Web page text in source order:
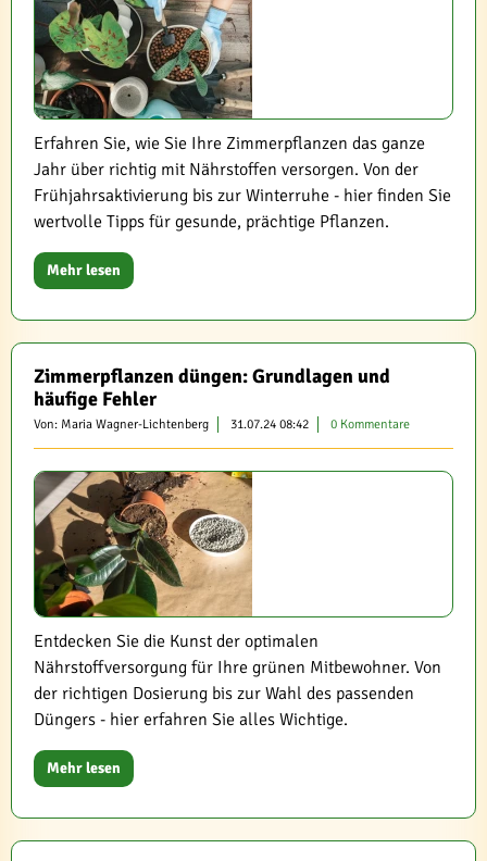
Erfahren Sie, wie Sie Ihre Zimmerpflanzen das ganze
Jahr über richtig mit Nährstoffen versorgen. Von der
Frühjahrsaktivierung bis zur Winterruhe - hier finden Sie
wertvolle Tipps für gesunde, prächtige Pflanzen.
Mehr lesen
Zimmerpflanzen düngen: Grundlagen und
häufige Fehler
Von: Maria Wagner-Lichtenberg 31.07.24 08:42 0 Kommentare
Entdecken Sie die Kunst der optimalen
Nährstoffversorgung für Ihre grünen Mitbewohner. Von
der richtigen Dosierung bis zur Wahl des passenden
Düngers - hier erfahren Sie alles Wichtige.
Mehr lesen